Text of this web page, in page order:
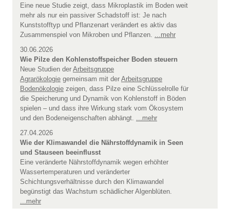
Eine neue Studie zeigt, dass Mikroplastik im Boden weit
mehr als nur ein passiver Schadstoff ist: Je nach
Kunststofftyp und Pflanzenart verändert es aktiv das
Zusammenspiel von Mikroben und Pflanzen.
...mehr
30.06.2026
Wie Pilze den Kohlenstoffspeicher Boden steuern
Neue Studien der Arbeitsgruppe
Agrarökologie gemeinsam mit der Arbeitsgruppe
Bodenökologie zeigen, dass Pilze eine Schlüsselrolle für
die Speicherung und Dynamik von Kohlenstoff in Böden
spielen – und dass ihre Wirkung stark vom Ökosystem
und den Bodeneigenschaften abhängt.
...mehr
27.04.2026
Wie der Klimawandel die Nährstoffdynamik in Seen
und Stauseen beeinflusst
Eine veränderte Nährstoffdynamik wegen erhöhter
Wassertemperaturen und veränderter
Schichtungsverhältnisse durch den Klimawandel
begünstigt das Wachstum schädlicher Algenblüten.
...mehr